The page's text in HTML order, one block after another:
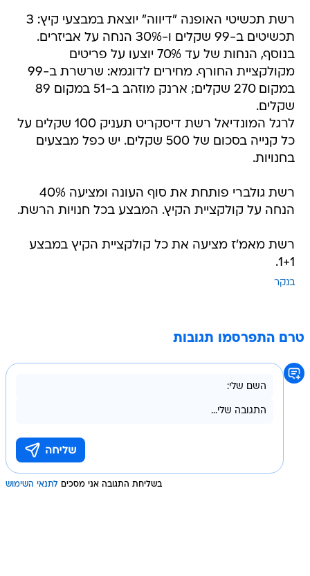
רשת תכשיטי האופנה "דיווה" יוצאת במבצעי קיץ: 3
תכשיטים ב-99 שקלים ו-30% הנחה על אביזרים.
בנוסף, הנחות של עד 70% יוצעו על פריטים
מקולקציית החורף. מחירים לדוגמא: שרשרת ב-99
במקום 270 שקלים; ארנק מוזהב ב-51 במקום 89
שקלים.
לרגל המונדיאל רשת דיסקריט תעניק 100 שקלים על
כל קנייה בסכום של 500 שקלים. יש כפל מבצעים
בחנויות.
רשת גולברי פותחת את סוף העונה ומציעה 40%
הנחה על קולקציית הקיץ. המבצע בכל חנויות הרשת.
רשת מאמ'ז מציעה את כל קולקציית הקיץ במבצע
1+1.
בנקר
טרם התפרסמו תגובות
בשליחת התגובה אני מסכים לתנאי השימוש